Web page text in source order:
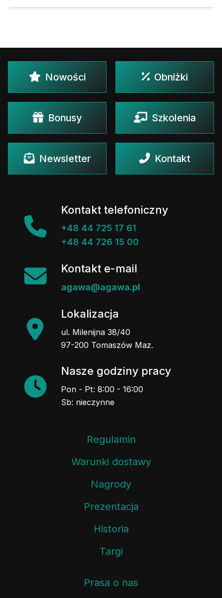
Nowości Obniżki
Bonusy Szkolenia
Newsletter Kontakt
Kontakt telefoniczny
+48 44 725 17 61
+48 44 726 15 00
Kontakt e-mail
agawa@agawa.pl
Lokalizacja
ul. Milenijna 38/40
97-200 Tomaszów Maz.
Nasze godziny pracy
Pon - Pt: 8:00 - 16:00
Sb: nieczynne
Regulamin
Warunki dostawy
Nagrody
Prezentacja
Historia
Targi
Prasa o nas